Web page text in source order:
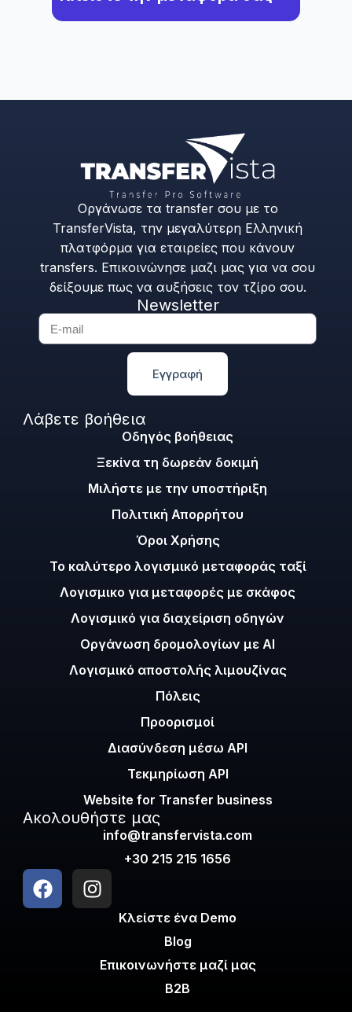
Οργάνωσε τα transfer σου με το
TransferVista, την μεγαλύτερη Ελληνική
πλατφόρμα για εταιρείες που κάνουν
transfers. Επικοινώνησε μαζι μας για να σου
δείξουμε πως να αυξήσεις τον τζίρο σου.
Newsletter
Εγγραφή
Λάβετε βοήθεια
Οδηγός βοήθειας
Ξεκίνα τη δωρεάν δοκιμή
Μιλήστε με την υποστήριξη
Πολιτική Απορρήτου
Όροι Χρήσης
Το καλύτερο λογισμικό μεταφοράς ταξί
Λογισμικο για μεταφορές με σκάφος
Λογισμικό για διαχείριση οδηγών
Οργάνωση δρομολογίων με AI
Λογισμικό αποστολής λιμουζίνας
Πόλεις
Προορισμοί
Διασύνδεση μέσω API
Τεκμηρίωση API
Website for Transfer business
Ακολουθήστε μας
info@transfervista.com
+30 215 215 1656
Κλείστε ένα Demo
Blog
Επικοινωνήστε μαζί μας
B2B